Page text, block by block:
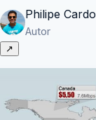
Philipe
Autor
↗